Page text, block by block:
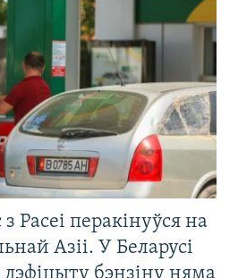
Расеі перакінуўся на
Азіі. У Беларусі